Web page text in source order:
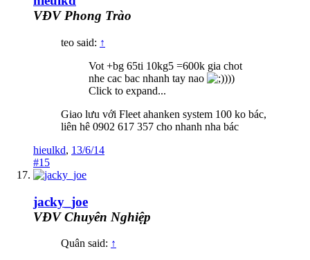
VĐV Phong Trào
teo said: ↑
Vot +bg 65ti 10kg5 =600k gia chot
nhe cac bac nhanh tay nao
)))
Click to expand...
Giao lưu với Fleet ahanken system 100 ko bác,
liên hê 0902 617 357 cho nhanh nha bác
hieulkd, 13/6/14
#15
jacky_joe
VĐV Chuyên Nghiệp
Quân said: ↑